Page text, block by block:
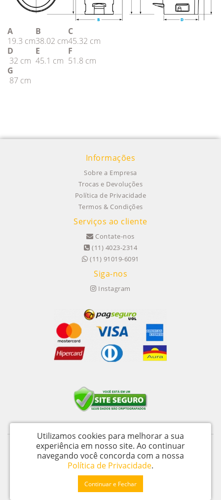
A B
C
19.3 cm38.02 cm45.32 cm
D
E
F
32 cm 45.1 cm 51.8 cm
G
87 cm
Informações
Sobre a Empresa
Trocas e Devoluções
Política de Privacidade
Termos & Condições
Serviços ao cliente
Contate-nos
(11) 4023-2314
(11) 91019-6091
Siga-nos
Instagram
Itu Trailers Ltda - CNPJ: 62.043.518/0001-60
Av Jose de Oliveira, n 145 - Jardim Oliveira - Itu – SP - CEP 13312 020
Ekipa Trailer © 2026
Utilizamos cookies para melhorar a sua
experiência em nosso site. Ao continuar
navegando você concorda com a nossa
Política de Privacidade.
Continuar e Fechar